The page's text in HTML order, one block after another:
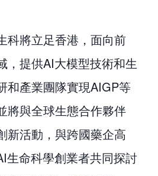
科將立足香港，面向前
，提供AI大模型技術和生
和產業團隊實現AIGP等
將與全球生態合作夥伴
新活動，與跨國藥企高
生命科學創業者共同探討